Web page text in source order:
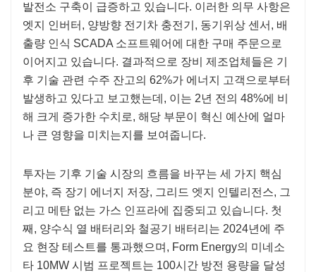
발전소 구축이 급증하고 있습니다. 이러한 의무 사항은
엣지 인버터, 양방향 전기차 충전기, 동기위상 센서, 배
출량 인식 SCADA 소프트웨어에 대한 구매 주문으로
이어지고 있습니다. 결과적으로 장비 제조업체들은 기
후 기술 관련 수주 잔고의 62%가 에너지 고객으로부터
발생하고 있다고 보고했는데, 이는 2년 전의 48%에 비
해 크게 증가한 수치로, 해당 부문이 혁신 예산에 얼마
나 큰 영향을 미치는지를 보여줍니다.
투자는 기후 기술 시장의 흐름을 바꾸는 세 가지 핵심
분야, 즉 장기 에너지 저장, 그리드 엣지 인텔리전스, 그
리고 메탄 없는 가스 인프라에 집중되고 있습니다. 첫
째, 양수식 열 배터리와 철공기 배터리는 2024년에 주
요 현장 테스트를 통과했으며, Form Energy의 미네소
타 10MW 시범 프로젝트는 100시간 방전 용량을 달성